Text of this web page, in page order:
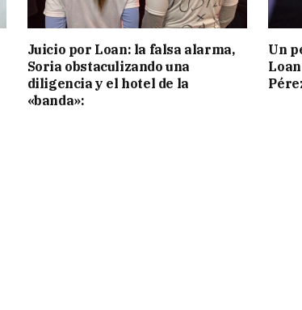
Juicio por Loan: la falsa alarma,
Soria obstaculizando una
diligencia y el hotel de la
«banda»:
Un